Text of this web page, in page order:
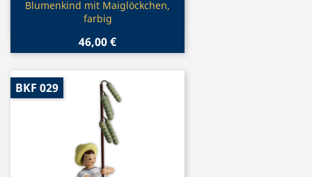
Vorschau
Blumenkind mit Maiglöckchen,
farbig
46,00 €
BKF 029